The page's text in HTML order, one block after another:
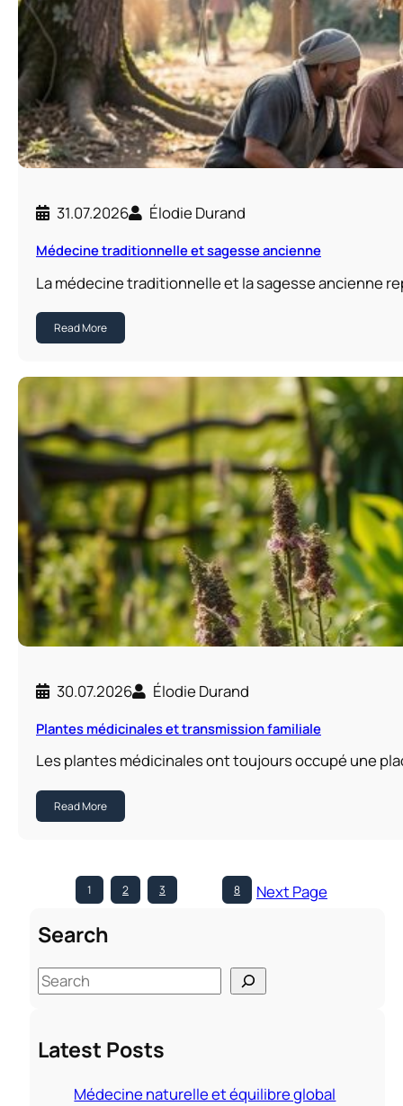
31.07.2026 Élodie Durand
Médecine traditionnelle et sagesse ancienne
La médecine traditionnelle et la sagesse ancienne
Read More
30.07.2026 Élodie Durand
Plantes médicinales et transmission familiale
Les plantes médicinales ont toujours occupé une
Read More
1 2 3 8 Next Page
Search
S
e
rLatest Posts
Médecine naturelle et équilibre global